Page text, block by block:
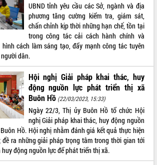
HÀNH
UBND tỉnh yêu cầu các Sở, ngành và địa
phương tăng cường kiểm tra, giám sát,
chấn chỉnh kịp thời những hạn chế, tồn tại
trong công tác cải cách hành chính và
cách làm sáng tạo, đẩy mạnh công tác tuyên
dân.
Hội nghị Giải pháp khai thác, huy
động nguồn lực phát triển thị xã
Buôn Hồ (22/03/2023, 15:33)
Ngày 22/3, Thị ủy Buôn Hồ tổ chức Hội
nghị Giải pháp khai thác, huy động nguồn
Hồ. Hội nghị nhằm đánh giá kết quả thực hiện
ra những giải pháp trọng tâm trong thời gian tới
động nguồn lực để phát triển thị xã.